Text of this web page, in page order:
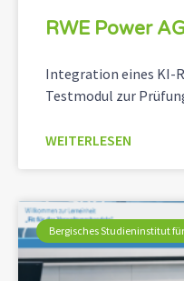
RWE Power AG
Integration eines KI-
Testmodul zur
WEITERLESEN
Bergisches Studieninstitut